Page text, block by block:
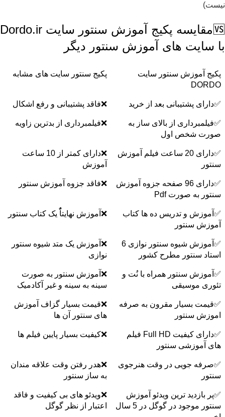
نیست)
🆚مقایسه پکیج آموزش سنتور سایت Dordo.ir
با سایت های آموزش سنتور دیگر
پکیج آموزش سنتور سایت
DORDO
پکیج سنتور سایت های مشابه
✅دارای پشتیبانی بعد از خرید ❌فاقد پشتیبانی و رفع اشکال
✅فیلمبرداری از بالای ساز به
صورت شخص اول
❌فیلمبرداری از بدترین زاویه
✅دارای 20 ساعت فیلم آموزش
سنتور
❌دارای کمتر از 10 ساعت
آموزش
✅دارای 96 صفحه جزوه آموزش
سنتور به صورت Pdf
❌فاقد جزوه آموزش سنتور
✅آموزش و تدریس ده ها کتاب
آموزش سنتور
❌آموزش نهایتاًٌ یک کتاب سنتور
✅آموزش شیوه سنتور نوازی 6
استاد سنتور مطرح کشور
❌آموزش یک متد شیوه سنتور
نوازی
✅آموزش سنتور همراه با نُت و
تئوری موسیقی
❌آموزش سنتور به صورت
سینه به سینه و غیر آکادمیک
✅قیمت بسیار مقرون به صرفه
اموزش سنتور
❌قیمت بسیار گزاف آموزش
های سنتور آن ها
✅دارای کیفیت Full HD فیلم
های آموزشی سنتور
❌کیفیت بسیار پایین فیلم ها
✅صرفه جویی در وقت هنرجوی
سنتور
❌هدر رفتن وقت علاقه مندان
به ساز سنتور
✅پر بازدید ترین ویدئو آموزش
سنتور موجود در گوگل در 5 سال
❌ویدئو های بی کیفیت و فاقد
اعتبار از نظر گوگل